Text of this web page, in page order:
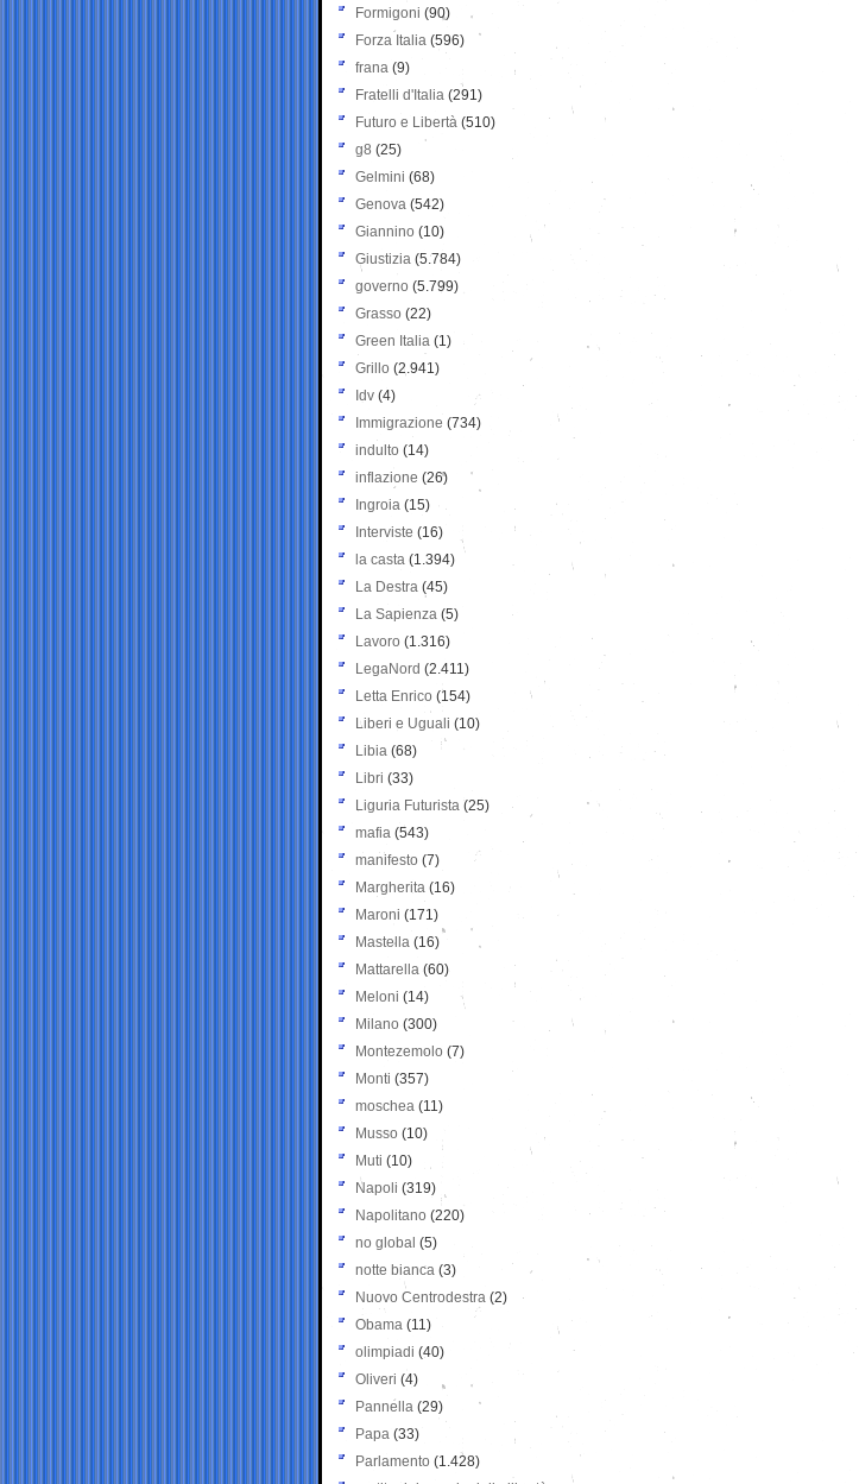
Formigoni (90)
Forza Italia (596)
frana (9)
Fratelli d'Italia (291)
Futuro e Libertà (510)
g8 (25)
Gelmini (68)
Genova (542)
Giannino (10)
Giustizia (5.784)
governo (5.799)
Grasso (22)
Green Italia (1)
Grillo (2.941)
Idv (4)
Immigrazione (734)
indulto (14)
inflazione (26)
Ingroia (15)
Interviste (16)
la casta (1.394)
La Destra (45)
La Sapienza (5)
Lavoro (1.316)
LegaNord (2.411)
Letta Enrico (154)
Liberi e Uguali (10)
Libia (68)
Libri (33)
Liguria Futurista (25)
mafia (543)
manifesto (7)
Margherita (16)
Maroni (171)
Mastella (16)
Mattarella (60)
Meloni (14)
Milano (300)
Montezemolo (7)
Monti (357)
moschea (11)
Musso (10)
Muti (10)
Napoli (319)
Napolitano (220)
no global (5)
notte bianca (3)
Nuovo Centrodestra (2)
Obama (11)
olimpiadi (40)
Oliveri (4)
Pannella (29)
Papa (33)
Parlamento (1.428)